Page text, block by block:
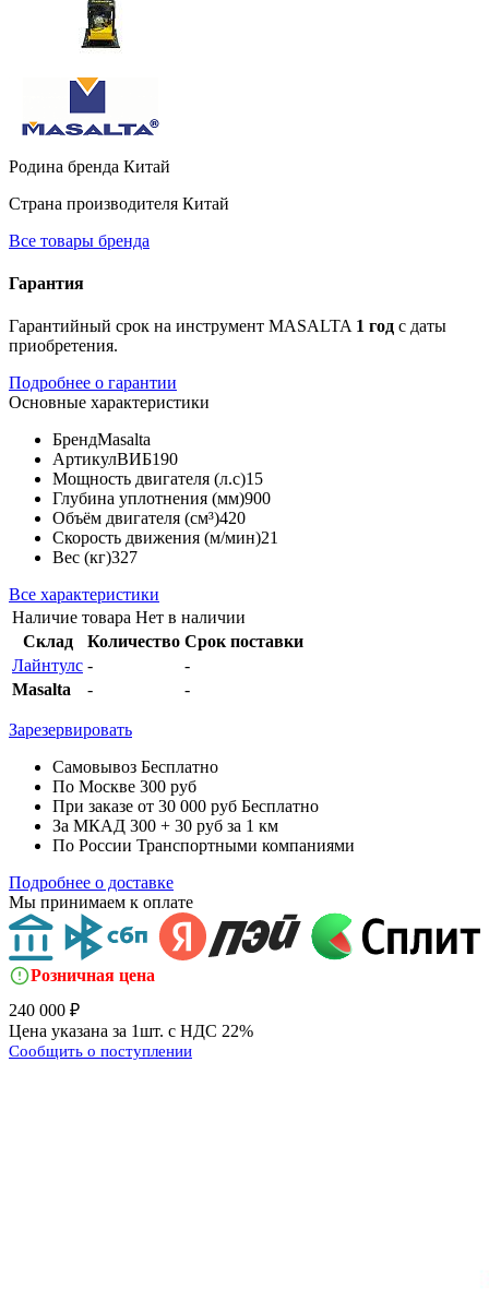
Родина бренда Китай
Страна производителя Китай
Все товары бренда
Гарантия
Гарантийный срок на инструмент MASALTA 1 год с даты
приобретения.
Подробнее о гарантии
Основные характеристики
БрендMasalta
АртикулВИБ190
Мощность двигателя (л.с)15
Глубина уплотнения (мм)900
Объём двигателя (см³)420
Скорость движения (м/мин)21
Вес (кг)327
Все характеристики
Наличие товара Нет в наличии
Склад
Количество Срок поставки
Лайнтулс -
-
Masalta
- -
Зарезервировать
Самовывоз Бесплатно
По Москве 300 руб
При заказе от 30 000 руб Бесплатно
За МКАД 300 + 30 руб за 1 км
По России Транспортными компаниями
Подробнее о доставке
Мы принимаем к оплате
Розничная цена
240 000 ₽
Цена указана за 1шт. с НДС 22%
Сообщить о поступлении